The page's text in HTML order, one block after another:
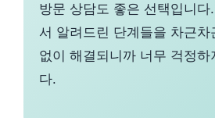
방문 상담도 좋은 선택입니다
서 알려드린 단계들을 차근차
없이 해결되니까 너무 걱정하
다.